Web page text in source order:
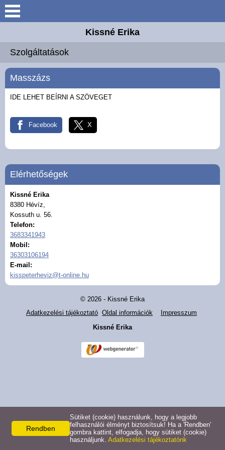
Vendégház
Árak
Ajánlatkérés
Szolgáltatások
Kisfaludy program
Hasznos információk
Masszázs
Kissné Erika
Szolgáltatások
Masszázs
IDE LEHET BEÍRNI A SZÖVEGET
Facebook X
Elérhetőségek
Kissné Erika
8380 Hévíz,
Kossuth u. 56.
Telefon:
3683341943
Mobil:
36303106194
E-mail:
kisspeterheviz@t-online.hu
© 2026 - Kissné Erika
Adatkezelési tájékoztató Oldal információk
Impresszum
Kissné Erika
Rendben
Sütiket (cookie) használunk, hogy a legjobb
felhasználói élményt biztosítsuk! Ha a 'Rendben'
gombra kattint, elfogadja, hogy sütiket (cookie)
használjunk. Adatkezelési tájékoztatónk